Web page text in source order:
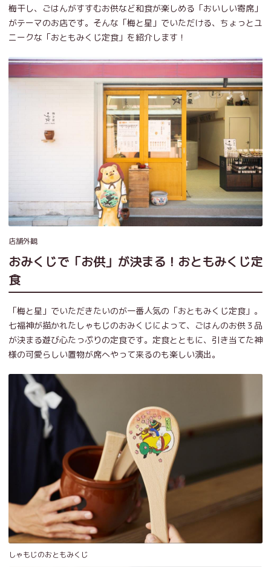
梅干し、ごはんがすすむお供など和食が楽しめる「おいしい寄席」
がテーマのお店です。そんな「梅と星」でいただける、ちょっとユ
ニークな「おともみくじ定食」を紹介します！
店舗外観
おみくじで「お供」が決まる！おともみくじ定
食
「梅と星」でいただきたいのが一番人気の「おともみくじ定食」。
七福神が描かれたしゃもじのおみくじによって、ごはんのお供３品
が決まる遊び心たっぷりの定食です。定食とともに、引き当てた神
様の可愛らしい置物が席へやって来るのも楽しい演出。
しゃもじのおともみくじ